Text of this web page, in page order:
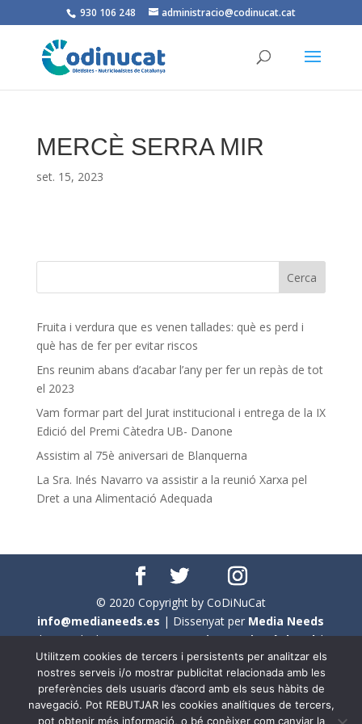
930 106 248 administracio@codinucat.cat
MERCÈ SERRA MIR
set. 15, 2023
Fruita i verdura que es venen tallades: què es perd i
què has de fer per evitar riscos
Ens reunim abans d’acabar l’any per fer un repàs de tot
el 2023
Vam formar part del Jurat institucional i entrega de la IX
Edició del Premi Càtedra UB- Danone
Assistim al 75è aniversari de Blanquerna
La Sra. Inés Navarro va assistir a la reunió Xarxa pel
Dret a una Alimentació Adequada
© 2020 Copyright by CoDiNuCat
info@medianeeds.es | Dissenyat per Media Needs
| Tots els drets reservats aCoDiNuCat |Avís legal|
Avís per cookies
En aquest web s'ha tingut en compte l'ús no sexista del
llenguatge. No obstant això, i a causa de la seva
Utilitzem cookies de tercers i persistents per analitzar els
nostres serveis i/o mostrar publicitat relacionada amb les
preferències dels usuaris d’acord amb els seus hàbits de
navegació. Pot REBUTJAR les cookies analítiques de tercers,
pot obtenir més informació, o bé conèixer com canviar la